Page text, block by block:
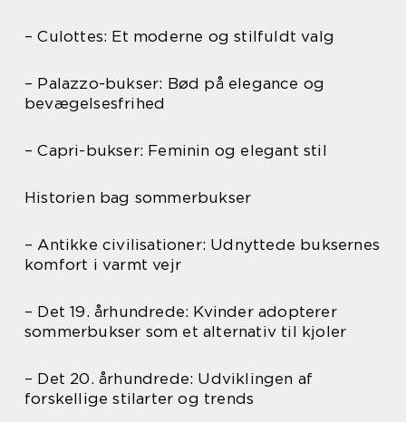
– Culottes: Et moderne og stilfuldt valg
– Palazzo-bukser: Bød på elegance og
bevægelsesfrihed
– Capri-bukser: Feminin og elegant stil
Historien bag sommerbukser
– Antikke civilisationer: Udnyttede buksernes
komfort i varmt vejr
– Det 19. århundrede: Kvinder adopterer
sommerbukser som et alternativ til kjoler
– Det 20. århundrede: Udviklingen af
forskellige stilarter og trends